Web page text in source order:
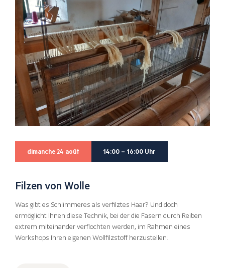
dimanche 24 août 14:00 – 16:00 Uhr
Filzen von Wolle
Was gibt es Schlimmeres als verfilztes Haar? Und doch
ermöglicht Ihnen diese Technik, bei der die Fasern durch Reiben
extrem miteinander verflochten werden, im Rahmen eines
Workshops Ihren eigenen Wollfilzstoff herzustellen!